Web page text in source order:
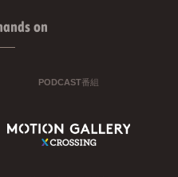
on
PODCAST番組